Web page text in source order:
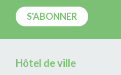
Hôtel de ville